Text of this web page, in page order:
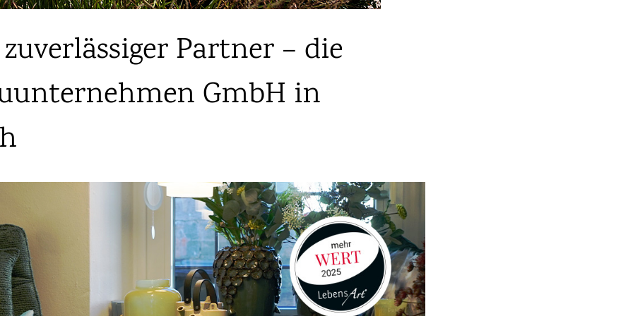
Partner – die
GmbH in